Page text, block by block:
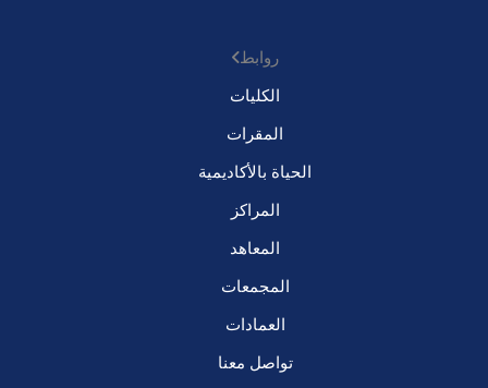
روابط
الكليات
المقرات
الحياة بالأكاديمية
المراكز
المعاهد
المجمعات
العمادات
تواصل معنا